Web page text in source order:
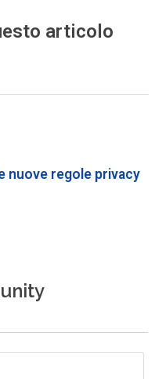
articolo
nuove regole privacy